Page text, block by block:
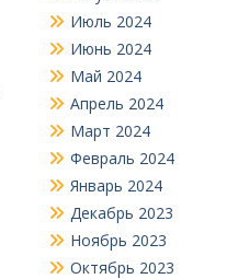
Июль 2024
Июнь 2024
Май 2024
Апрель 2024
Март 2024
Февраль 2024
Январь 2024
Декабрь 2023
Ноябрь 2023
Октябрь 2023